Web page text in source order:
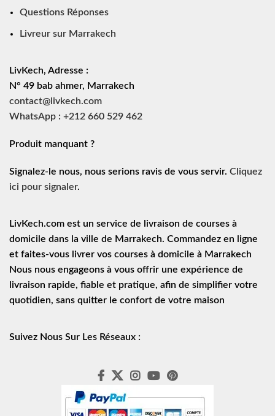
Questions Réponses
Livreur sur Marrakech
LivKech, Adresse :
N° 49 bab ahmer, Marrakech
contact@livkech.com
WhatsApp : +212 660 529 462
Produit manquant ?
Signalez-le nous, nous serions ravis de vous servir. Cliquez
ici pour signaler.
LivKech.com est un service de
livraison de courses à
domicile dans la ville de Marrakech. Commandez en ligne
et faites-vous livrer vos courses à domicile à Marrakech
Nous nous engageons à vous offrir une expérience de
livraison rapide, fiable et pratique, afin de simplifier votre
quotidien, sans quitter le confort de votre maison
Suivez Nous Sur Les Réseaux :